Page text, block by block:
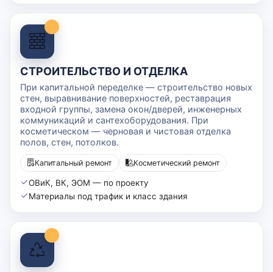
СТРОИТЕЛЬСТВО И ОТДЕЛКА
При капитальной переделке — строительство новых
стен, выравнивание поверхностей, реставрация
входной группы, замена окон/дверей, инженерных
коммуникаций и сантехоборудования. При
косметическом — черновая и чистовая отделка
полов, стен, потолков.
Капитальный ремонт Косметический ремонт
ОВиК, ВК, ЭОМ — по проекту
Материалы под трафик и класс здания